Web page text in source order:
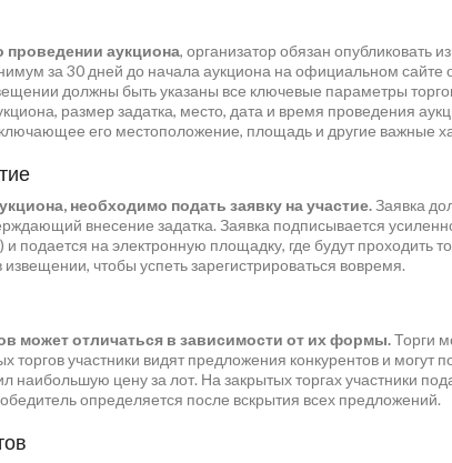
проведении аукциона, организатор обязан опубликовать
за 30 дней до начала аукциона на официальном сайте
должны быть указаны все ключевые параметры
размер задатка, место, дата и время проведения
его местоположение, площадь и другие важные
необходимо подать заявку на участие.Заявка
внесение задатка. Заявка подписывается
подается на электронную площадку, где будут проходить
чтобы успеть зарегистрироваться вовремя.
может отличаться в зависимости от их формы.Торги
торгов участники видят предложения конкурентов и могут
наибольшую цену за лот. На закрытых торгах участники
определяется после вскрытия всех предложений.